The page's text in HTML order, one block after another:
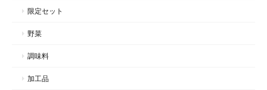
限定セット
野菜
調味料
加工品